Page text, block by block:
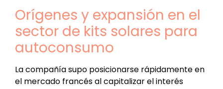
Orígenes y expansión en el
sector de kits solares para
autoconsumo
La compañía supo posicionarse rápidamente en
el mercado francés al capitalizar el interés